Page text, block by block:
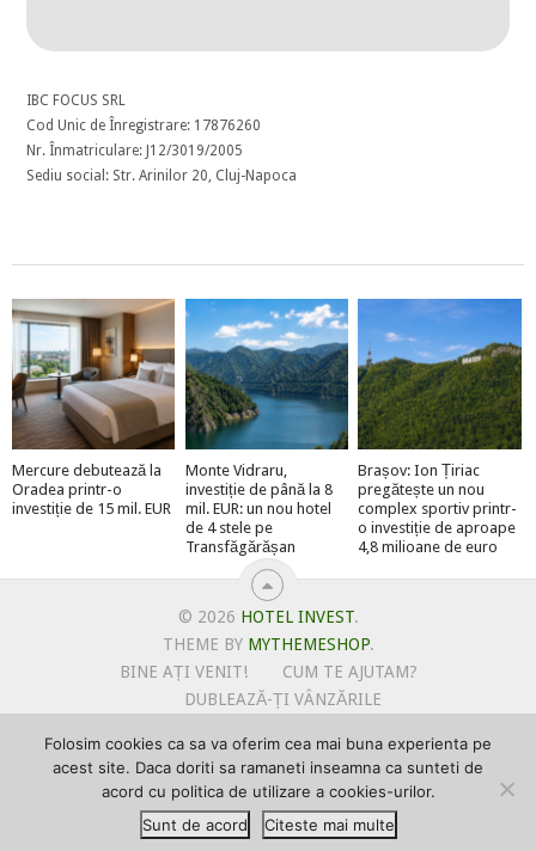
IBC FOCUS SRL
Cod Unic de Înregistrare: 17876260
Nr. Înmatriculare: J12/3019/2005
Sediu social: Str. Arinilor 20, Cluj-Napoca
Mercure debutează la
Oradea printr-o
investiție de 15 mil. EUR
Monte Vidraru,
investiție de până la 8
mil. EUR: un nou hotel
de 4 stele pe
Transfăgărășan
Brașov: Ion Țiriac
pregătește un nou
complex sportiv printr-
o investiție de aproape
4,8 milioane de euro
© 2026 HOTEL INVEST.
THEME BY MYTHEMESHOP.
BINE AȚI VENIT!
CUM TE AJUTAM?
DUBLEAZĂ-ȚI VÂNZĂRILE
POLITICA DE UTILIZARE COOKIE-URI
PRIMEȘTI GRATUIT MEGA-CADOURI LA ABONARE
PROMOVEAZĂ-TE PE HOTELINVEST
TERMENI SI CONDITII
Folosim cookies ca sa va oferim cea mai buna experienta pe
acest site. Daca doriti sa ramaneti inseamna ca sunteti de
acord cu politica de utilizare a cookies-urilor.
Sunt de acord
Citeste mai multe